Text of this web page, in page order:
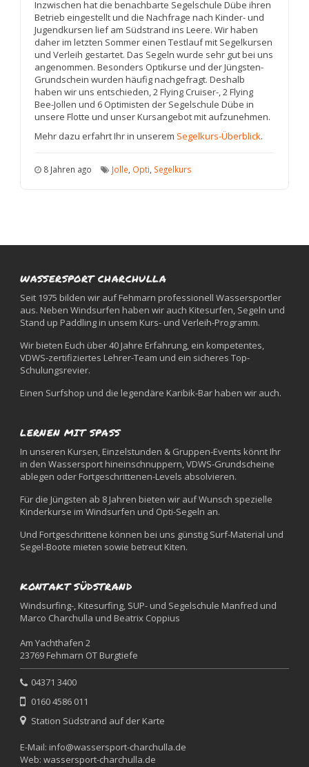
Inzwischen hat die benachbarte Segelschule Dübe ihren
Betrieb eingestellt und die Nachfrage nach Kinder- und
Jugendkursen lief am Südstrand ins Leere. Wir haben
daher im letzten Sommer einen Testlauf mit Segelkursen
und Verleih gestartet. Das Segeln wurde sehr gut bei uns
angenommen. Besonders Optikurse und der Jüngsten-
Grundschein wurden häufig nachgefragt. Deshalb
haben wir uns entschieden, 2 Flying Cruiser-, 2 Flying
Bee-Jollen und 6 Optimisten der Segelschule Dübe in
unsere Flotte und unser Kursangebot mit aufzunehmen.
Mehr dazu erfahrt Ihr in unserem Segelkurs-Überblick.
8 Jahren ago Jolle Opti Segelkurs
WASSERSPORT CHARCHULLA
Seit 1975 bilden wir auf Fehmarn professionell Wassersportler
aus. Neben Windsurfen haben wir auch Kitesurfen, Segeln und
Stand up Paddling in unsem Kurs- und Verleih-Programm.
Wir bieten Euch über 40 Jahre Erfahrung, ein kompetentes,
VDWS-zertifiziertes Lehrer-Team und ein sicheres Top-
Schulungsrevier.
Einen Surfshop und die legendäre Karibik-Bar haben wir auch.
LERNEN MIT SPASS
In unseren Kursen, Einzelstunden & Gruppen-Events könnt Ihr
in den Wassersport hineinschnuppern, VDWS-Grundscheine
ablegen oder Fortgeschrittenen-Levels absolvieren.
Für die Jüngsten ab 8 Jahren bieten wir auf Wunsch spezielle
Kinderkurse im Windsurfen und Opti-Segeln an.
Und Fortgeschrittene können bei uns günstig Surf-Material und
Segel-Boote mieten sowie betreut Kiten.
KONTAKT SÜDSTRAND
Windsurfing-, Kitesurfing, SUP- und Segelschule Manfred und
Marco Charchulla und Beatrix Coppius
Am Yachthafen 2
23769 Fehmarn OT Burgtiefe
04371 3400
0160 4586 011
Station Südstrand auf der Karte
E-Mail: info@wassersport-charchulla.de
Web:wassersport-charchulla.de